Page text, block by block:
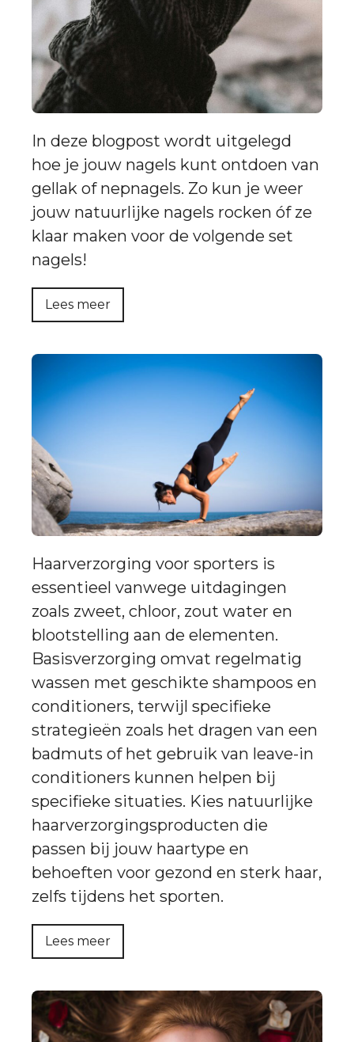
In deze blogpost wordt uitgelegd
hoe je jouw nagels kunt ontdoen van
gellak of nepnagels. Zo kun je weer
jouw natuurlijke nagels rocken óf ze
klaar maken voor de volgende set
nagels!
Lees meer
Haarverzorging voor sporters is
essentieel vanwege uitdagingen
zoals zweet, chloor, zout water en
blootstelling aan de elementen.
Basisverzorging omvat regelmatig
wassen met geschikte shampoos en
conditioners, terwijl specifieke
strategieën zoals het dragen van een
badmuts of het gebruik van leave-in
conditioners kunnen helpen bij
specifieke situaties. Kies natuurlijke
haarverzorgingsproducten die
passen bij jouw haartype en
behoeften voor gezond en sterk haar,
zelfs tijdens het sporten.
Lees meer